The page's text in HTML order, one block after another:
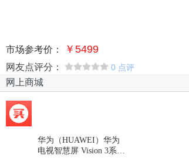
市场参考价： ￥5499
网友点评分： 0 点评
网上商城
华为（HUAWEI）华为
电视智慧屏 Vision 3系列